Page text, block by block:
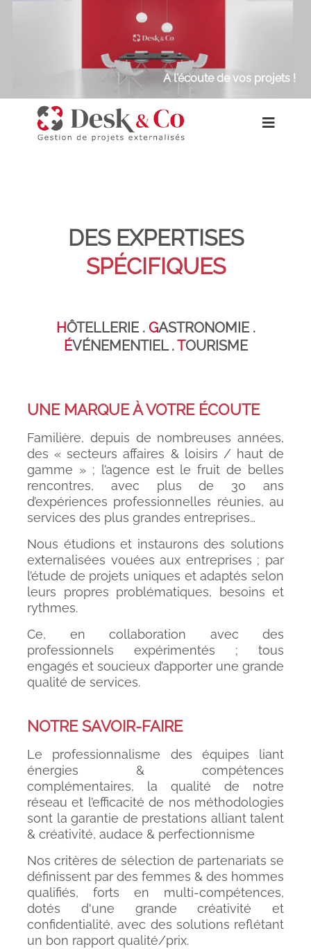
A l'écoute de vos projets !
DES EXPERTISES
SPÉCIFIQUES
HÔTELLERIE . GASTRONOMIE .
ÉVÉNEMENTIEL .TOURISME
UNE MARQUE À VOTRE ÉCOUTE
Familière, depuis de nombreuses années,
des « secteurs affaires & loisirs / haut de
gamme » ; l’agence est le fruit de belles
rencontres, avec plus de 30 ans
d’expériences professionnelles réunies, au
services des plus grandes entreprises…
Nous étudions et instaurons des solutions
externalisées vouées aux entreprises ; par
l’étude de projets uniques et adaptés selon
leurs propres problématiques, besoins et
rythmes.
Ce, en collaboration avec des
professionnels expérimentés ; tous
engagés et soucieux d’apporter une grande
qualité de services.
NOTRE SAVOIR-FAIRE
Le professionnalisme des équipes liant
énergies & compétences
complémentaires, la qualité de notre
réseau et l’efficacité de nos méthodologies
sont la garantie de prestations alliant talent
& créativité, audace & perfectionnisme
Nos critères de sélection de partenariats se
définissent par des femmes & des hommes
qualifiés, forts en multi-compétences,
dotés d'une grande créativité et
confidentialité, avec des solutions reflétant
un bon rapport qualité/prix.